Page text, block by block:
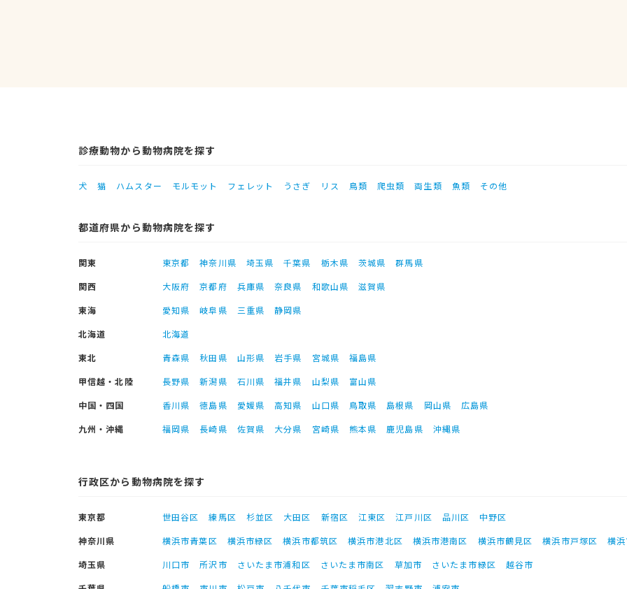
診療動物から動物病院を探す
犬 猫 ハムスター モルモット フェレット うさぎ リス 鳥類 爬虫類 両生類 魚類 その他
都道府県から動物病院を探す
関東 東京都 神奈川県 埼玉県 千葉県 栃木県 茨城県
群馬県
関西
大阪府 京都府 兵庫県 奈良県 和歌山県
滋賀県
東海
愛知県 岐阜県 三重県
静岡県
北海道
北海道
東北
青森県 秋田県 山形県 岩手県 宮城県
福島県
甲信越・北陸
長野県 新潟県 石川県 福井県 山梨県
富山県
中国・四国
香川県 徳島県 愛媛県 高知県 山口県 鳥取県 島根県 岡山県
広島県
九州・沖縄
福岡県 長崎県 佐賀県 大分県 宮崎県 熊本県 鹿児島県 沖縄県
行政区から動物病院を探す
東京都 世田谷区 練馬区 杉並区 大田区 新宿区 江東区 江戸川区 品川区
中野区
神奈川県
横浜市青葉区 横浜市緑区 横浜市都筑区 横浜市港北区 横浜市港南区 横浜市鶴見区 横浜市戸塚区
横
埼玉県
川口市 所沢市 さいたま市浦和区 さいたま市南区 草加市 さいたま市緑区
越谷市